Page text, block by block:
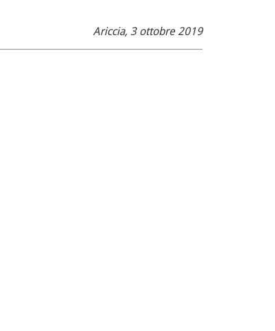
Ariccia, 3 ottobre 2019